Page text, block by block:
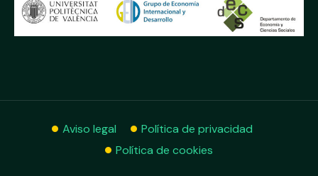
Aviso legal
Política de privacidad
Política de cookies